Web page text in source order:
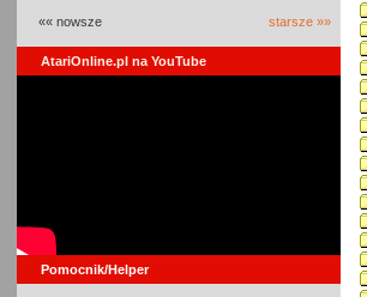
«« nowsze starsze »»
AtariOnline.pl na YouTube
Pomocnik/Helper